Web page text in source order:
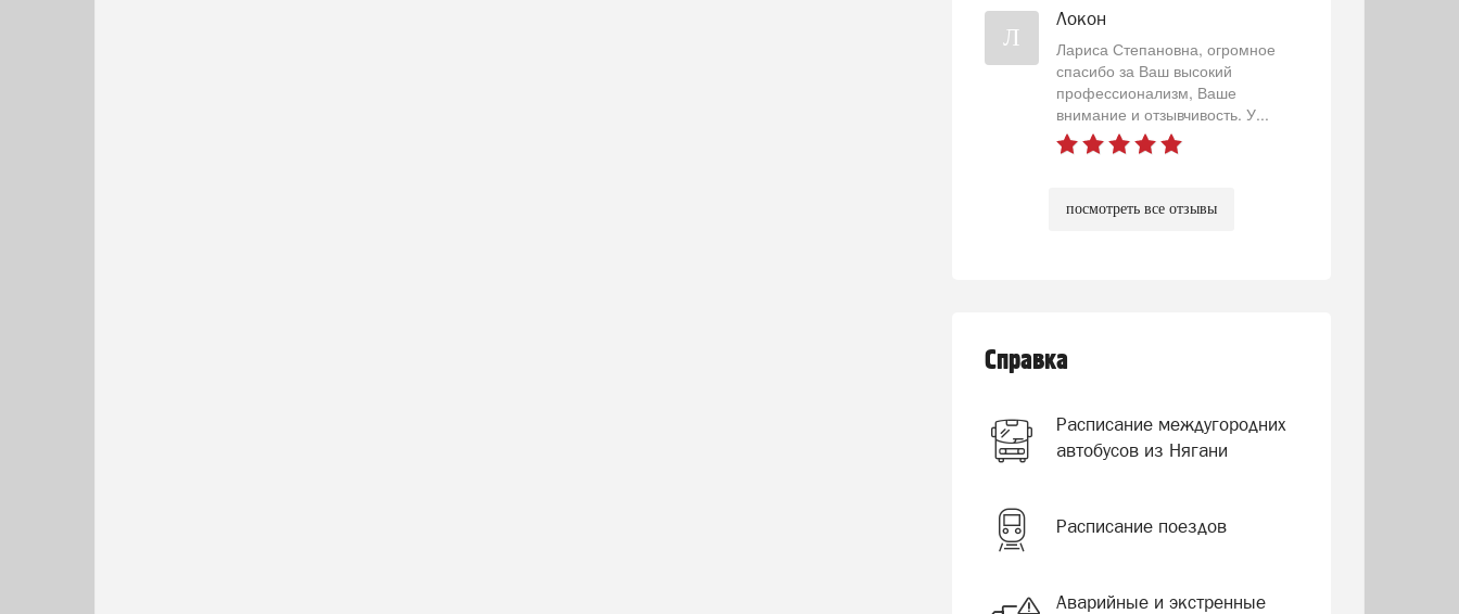
Л
Локон
Лариса Степановна, огромное
спасибо за Ваш высокий
профессионализм, Ваше
внимание и отзывчивость. У...
посмотреть все отзывы
Справка
Расписание междугородних
автобусов из Нягани
Расписание поездов
Аварийные и экстренные